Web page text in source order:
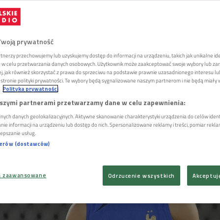
kilka dni temu ogłosił zakończenie
Francji. Jednak według informacji "Foot
może wrócić do zespołu
Realu Madryt stawia jeden warunek.
prywatność
przechowujemy lub uzyskujemy dostęp do informacji na urządzeniu, takich jak unikalne
celu przetwarzania danych osobowych. Użytkownik może zaakceptować swoje wybory lub
jak również skorzystać z prawa do sprzeciwu na podstawie prawnie uzasadnionego interesu
polityki prywatności. Te wybory będą sygnalizowane naszym partnerom i nie będą miały
Polityka prywatności
partnerami przetwarzamy dane w celu zapewnienia:
danych geolokalizacyjnych. Aktywne skanowanie charakterystyki urządzenia do celów
informacji na urządzeniu lub dostęp do nich. Spersonalizowane reklamy i treści, pomiar
usług.
(dostawców)
Odrzucenie wszystkich